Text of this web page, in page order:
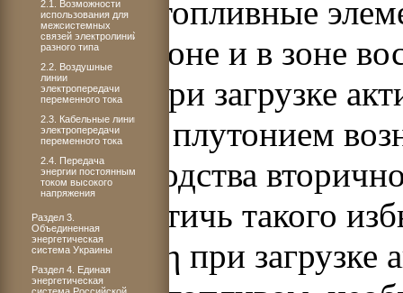
и составу топливные
активной зоне и в зоне
топлива. При загрузке
нейтронах плутонием
воспроизводства
Чтобы достичь такого
величины
η при загрузке
2.1. Возможности
использования для
межсистемных
связей электролиний
разного типа
2.2. Воздушные
линии
электропередачи
переменного тока
2.3. Кабельные линии
электропередачи
переменного тока
2.4. Передача
энергии постоянным
током высокого
напряжения
Раздел 3.
Объединенная
энергетическая
система Украины
Раздел 4. Единая
энергетическая